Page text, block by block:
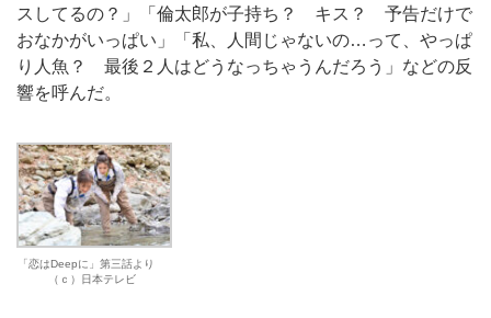
スしてるの？」「倫太郎が子持ち？ キス？ 予告だけで
おなかがいっぱい」「私、人間じゃないの…って、やっぱ
り人魚？ 最後２人はどうなっちゃうんだろう」などの反
響を呼んだ。
「恋はDeepに」第三話より
（ｃ）日本テレビ